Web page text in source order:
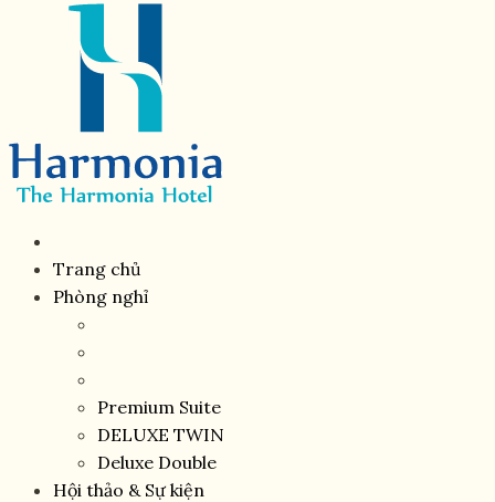
Trang chủ
Phòng nghỉ
Premium Suite
DELUXE TWIN
Deluxe Double
Hội thảo & Sự kiện